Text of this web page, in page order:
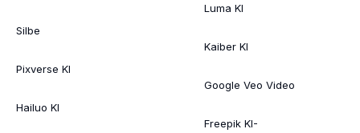
Silbe
Pixverse KI
Hailuo KI
Luma KI
Kaiber KI
Google Veo Video
Freepik KI-